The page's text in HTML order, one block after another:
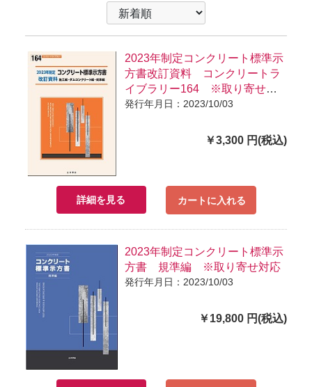
2023年制定コンクリート標準示
方書改訂資料 コンクリートラ
イブラリー164 ※取り寄せ対
応
発行年月日：2023/10/03
￥3,300 円(税込)
詳細を見る カートに入れる
2023年制定コンクリート標準示
方書 規準編 ※取り寄せ対応
発行年月日：2023/10/03
￥19,800 円(税込)